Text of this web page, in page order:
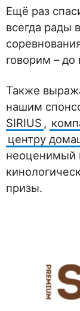
Ещё раз
всегда рады
говорим – до
Также
нашим
SIRIUS ,
центру
неоценимый
призы.